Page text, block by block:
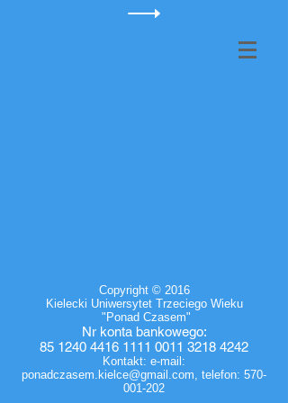
Copyright © 2016
Kielecki Uniwersytet Trzeciego Wieku
"Ponad Czasem"
Nr konta bankowego:
85 1240 4416 1111 0011 3218 4242
Kontakt: e-mail:
ponadczasem.kielce@gmail.com, telefon: 570-
001-202